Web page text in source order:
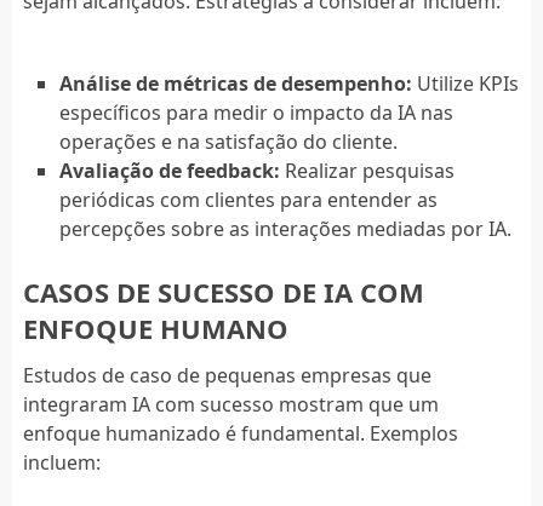
Análise de métricas de desempenho: Utilize KPIs
específicos para medir o impacto da IA nas
operações e na satisfação do cliente.
Avaliação de feedback: Realizar pesquisas
periódicas com clientes para entender as
percepções sobre as interações mediadas por IA.
CASOS DE SUCESSO DE IA COM
ENFOQUE HUMANO
Estudos de caso de pequenas empresas que
integraram IA com sucesso mostram que um
enfoque humanizado é fundamental. Exemplos
incluem: